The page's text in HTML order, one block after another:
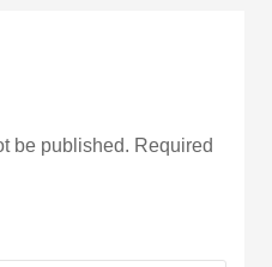
be published. Required